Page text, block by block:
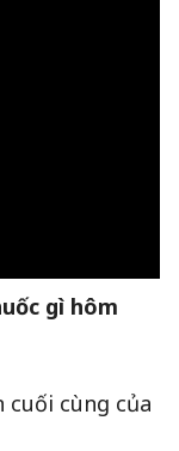
gì hôm
cuối cùng của